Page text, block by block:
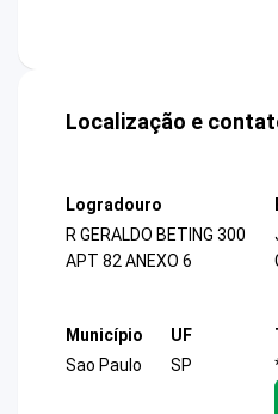
Localização e
Logradouro
R GERALDO BETING 300
APT 82 ANEXO 6
Município
Sao Paulo
UF
SP